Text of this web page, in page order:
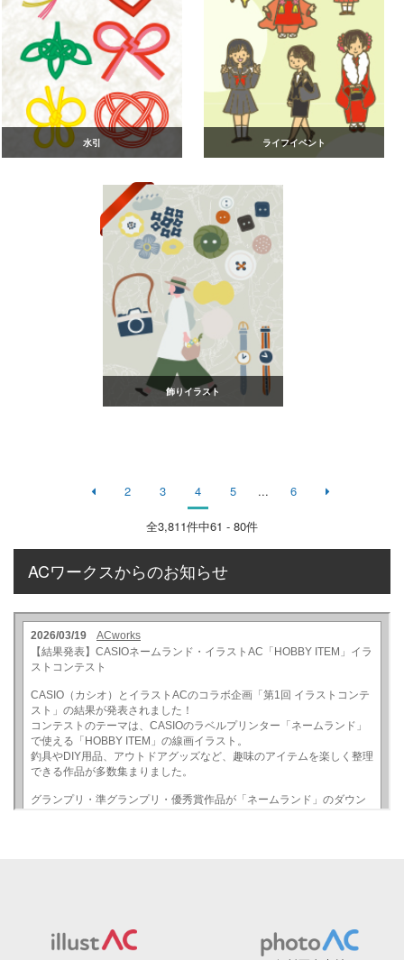
水引 ライフイベント
飾りイラスト
2 3 4 5 ... 6
全3,811件中61 - 80件
ACワークスからのお知らせ